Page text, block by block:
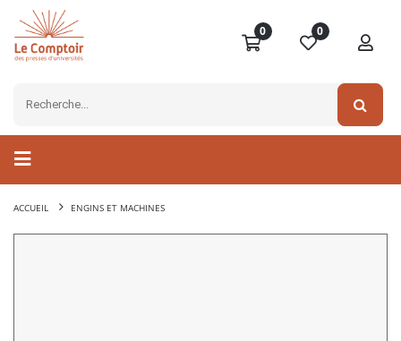
0 0
ACCUEIL ENGINS ET MACHINES